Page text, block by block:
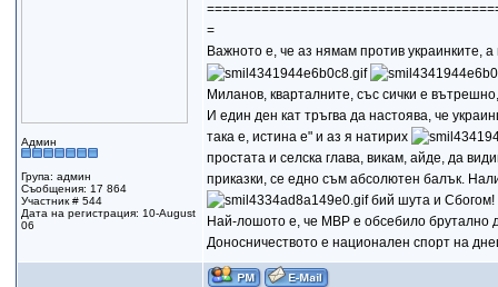
Админ
Група: админ
Съобщения: 17 864
Участник # 544
Дата на регистрация: 10-August
06
=
Важното е, че аз нямам против украинките,
Миланов, кварталните, със сички е
И един ден кат тръгва да настоява, че
така е, истина е" и аз я натирих
простата и селска глава, викам, айде, да
приказки, се едно съм абсолютен балък.
бий шута и Сбогом!
Най-лошото е, че МВР е обсебило брутално
Доносничеството е национален спорт на